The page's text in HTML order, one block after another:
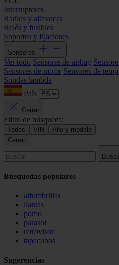
Interruptores
Radios y altavoces
Relés y fusibles
Soportes y fijaciones
Sensores
Ver todo Sensores de airbag
Sensores de motor Sensores de
Sondas lambda
País
Cerrar
Filtro de búsqueda:
Todos VIN
Año y modelo
Cerrar
Búsquedas populares
alfombrillas
llantas
pomo
parasol
retrovisor
tapacubos
Sugerencias